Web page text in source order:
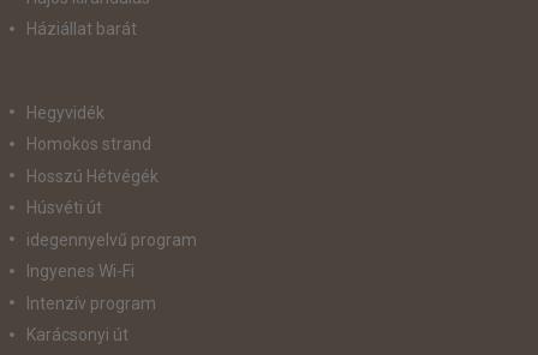
Háziállat barát
Hegyvidék
Homokos strand
Hosszú Hétvégék
Húsvéti út
idegennyelvű program
Ingyenes Wi-Fi
Intenzív program
Karácsonyi út